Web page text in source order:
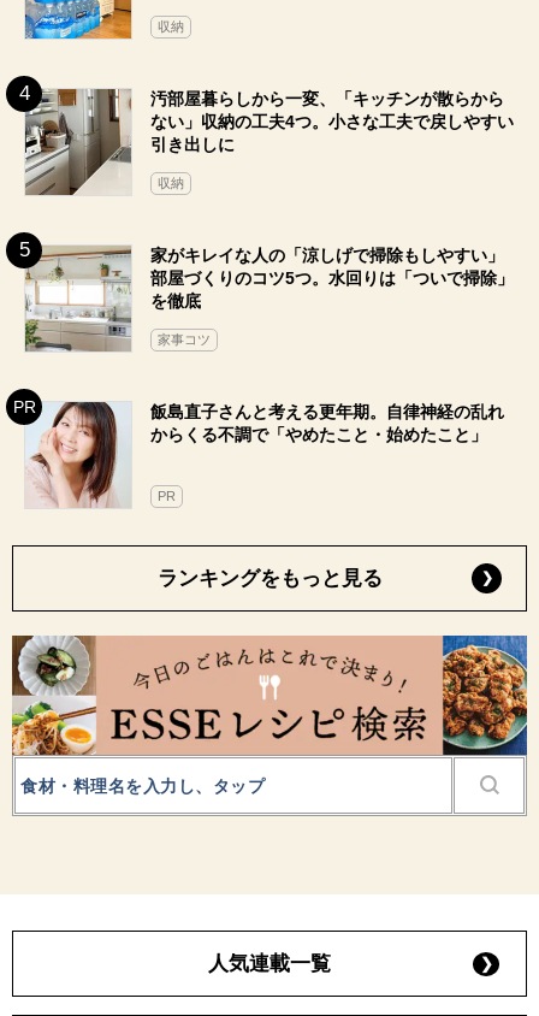
収納
汚部屋暮らしから一変、「キッチンが散らから
ない」収納の工夫4つ。小さな工夫で戻しやすい
引き出しに
収納
家がキレイな人の「涼しげで掃除もしやすい」
部屋づくりのコツ5つ。水回りは「ついで掃除」
を徹底
家事コツ
飯島直子さんと考える更年期。自律神経の乱れ
からくる不調で「やめたこと・始めたこと」
PR
ランキングをもっと見る
人気連載一覧